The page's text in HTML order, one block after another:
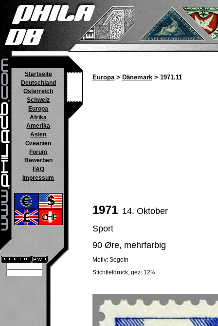
Startseite
Deutschland
Österreich
Schweiz
Europa
Afrika
Amerika
Asien
Ozeanien
Forum
Bewerben
FAQ
Impressum
Europa> Dänemark > 1971.11
1971 14. Oktober
Sport
90 Øre, mehrfarbig
Motiv: Segeln
Stichtiefdruck, gez: 12¾